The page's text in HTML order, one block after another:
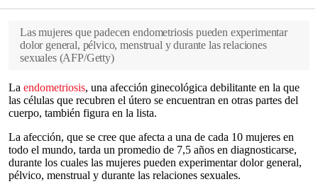
Las mujeres que padecen endometriosis pueden experimentar
dolor general, pélvico, menstrual y durante las relaciones
sexuales (AFP/Getty)
La endometriosis, una afección ginecológica debilitante en la que
las células que recubren el útero se encuentran en otras partes del
cuerpo, también figura en la lista.
La afección, que se cree que afecta a una de cada 10 mujeres en
todo el mundo, tarda un promedio de 7,5 años en diagnosticarse,
durante los cuales las mujeres pueden experimentar dolor general,
pélvico, menstrual y durante las relaciones sexuales.